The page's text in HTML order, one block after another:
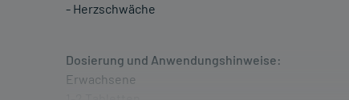
- Herzschwäche
Dosierung und Anwendungshinweise:
Erwachsene